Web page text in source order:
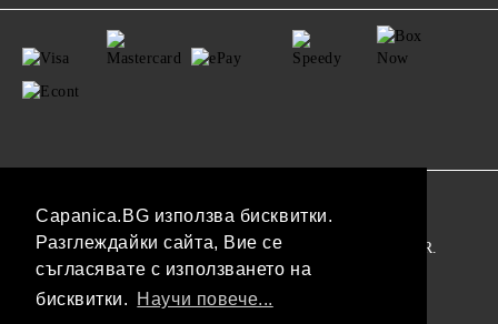
Capanica.BG използва бисквитки.
Разглеждайки сайта, Вие се
съгласявате с използването на
бисквитки.
Научи повече...
Нашият онлайн магазин е 100% съобразен с GDPR.